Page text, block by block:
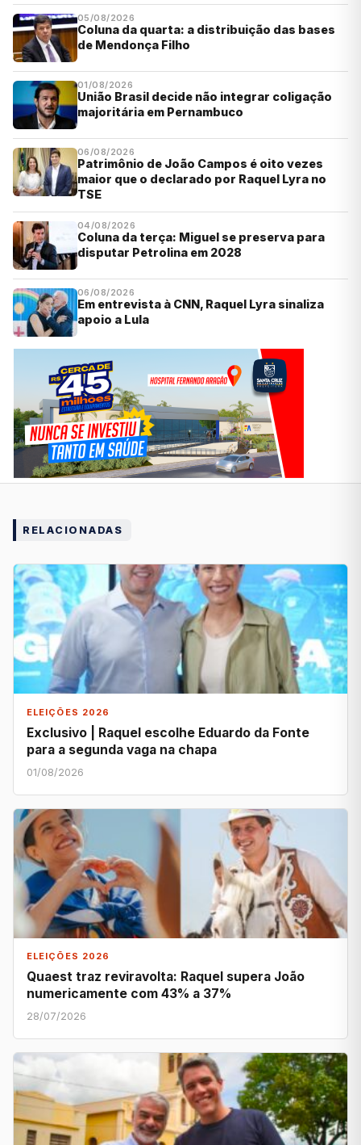
05/08/2026
Coluna da quarta: a distribuição das bases
de Mendonça Filho
01/08/2026
União Brasil decide não integrar coligação
majoritária em Pernambuco
06/08/2026
Patrimônio de João Campos é oito vezes
maior que o declarado por Raquel Lyra no
TSE
04/08/2026
Coluna da terça: Miguel se preserva para
disputar Petrolina em 2028
06/08/2026
Em entrevista à CNN, Raquel Lyra sinaliza
apoio a Lula
RELACIONADAS
ELEIÇÕES 2026
Exclusivo | Raquel escolhe Eduardo da Fonte
para a segunda vaga na chapa
01/08/2026
ELEIÇÕES 2026
Quaest traz reviravolta: Raquel supera João
numericamente com 43% a 37%
28/07/2026